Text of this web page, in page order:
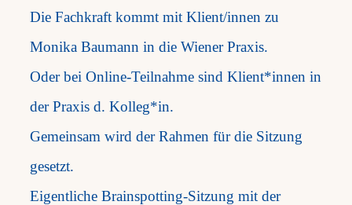
Die Fachkraft kommt mit Klient/innen zu
Monika Baumann in die Wiener Praxis.
Oder bei Online-Teilnahme sind Klient*innen in
der Praxis d. Kolleg*in.
Gemeinsam wird der Rahmen für die Sitzung
gesetzt.
Eigentliche Brainspotting-Sitzung mit der